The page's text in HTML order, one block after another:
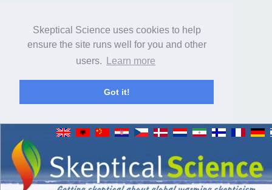
Skeptical Science uses cookies to help
ensure the site runs well for you and other
users.
Learn more
Got it!